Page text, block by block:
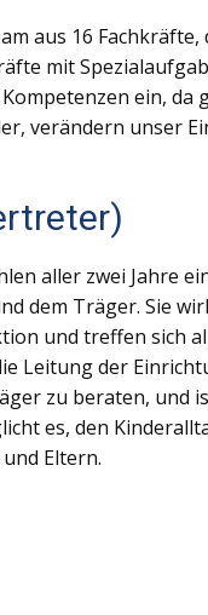
aus 16
mit
ein, da
verändern unser
aller zwei Jahre
dem Träger. Sie
und treffen sich
Leitung der
zu beraten, und
es, den
Eltern.